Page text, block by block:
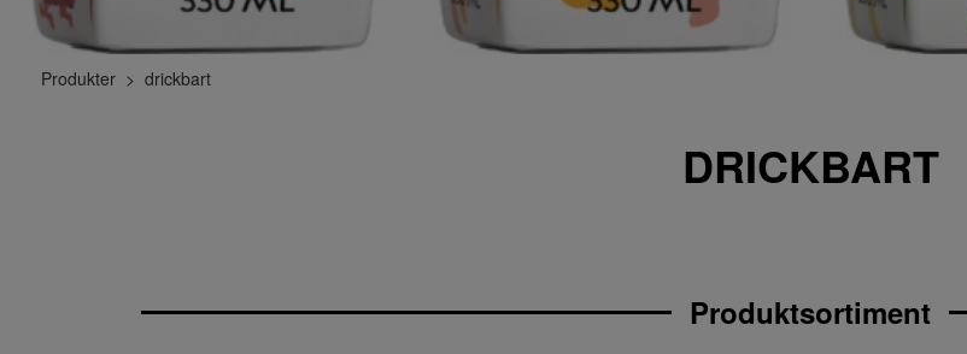
Produkter drickbart
DRICKBART
Produktsortiment